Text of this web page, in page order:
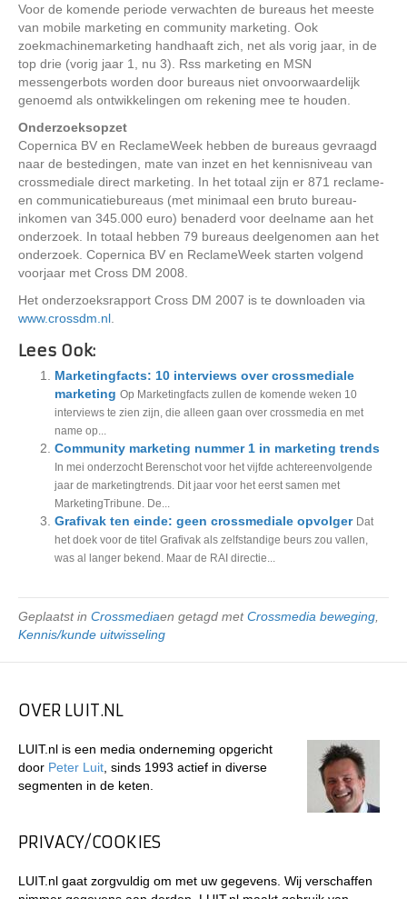
Voor de komende periode verwachten de bureaus het meeste
van mobile marketing en community marketing. Ook
zoekmachinemarketing handhaaft zich, net als vorig jaar, in de
top drie (vorig jaar 1, nu 3). Rss marketing en MSN
messengerbots worden door bureaus niet onvoorwaardelijk
genoemd als ontwikkelingen om rekening mee te houden.
Onderzoeksopzet
Copernica BV en ReclameWeek hebben de bureaus gevraagd
naar de bestedingen, mate van inzet en het kennisniveau van
crossmediale direct marketing. In het totaal zijn er 871 reclame-
en communicatiebureaus (met minimaal een bruto bureau-
inkomen van 345.000 euro) benaderd voor deelname aan het
onderzoek. In totaal hebben 79 bureaus deelgenomen aan het
onderzoek. Copernica BV en ReclameWeek starten volgend
voorjaar met Cross DM 2008.
Het onderzoeksrapport Cross DM 2007 is te downloaden via
www.crossdm.nl
Lees Ook:
Marketingfacts: 10 interviews over crossmediale
marketing Op Marketingfacts zullen de komende weken 10
interviews te zien zijn, die alleen gaan over crossmedia en met
name op...
Community marketing nummer 1 in marketing trends
In mei onderzocht Berenschot voor het vijfde achtereenvolgende
jaar de marketingtrends. Dit jaar voor het eerst samen met
MarketingTribune. De...
Grafivak ten einde: geen crossmediale opvolger Dat
het doek voor de titel Grafivak als zelfstandige beurs zou vallen,
was al langer bekend. Maar de RAI directie...
Geplaatst in Crossmediaen getagd metCrossmedia beweging
Kennis/kunde uitwisseling
OVER LUIT.NL
LUIT.nl is een media onderneming opgericht
door Peter Luit , sinds 1993 actief in diverse
segmenten in de keten.
PRIVACY/COOKIES
LUIT.nl gaat zorgvuldig om met uw gegevens. Wij verschaffen